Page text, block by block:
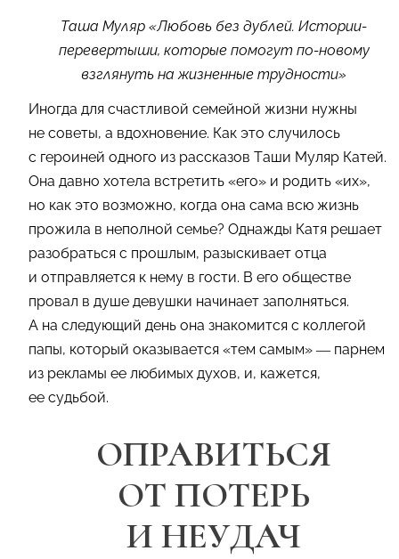
Таша Муляр «Любовь без дублей. Истории-
перевертыши, которые помогут по-новому
взглянуть на жизненные трудности»
Иногда для счастливой семейной жизни нужны
не советы, а вдохновение. Как это случилось
с героиней одного из рассказов Таши Муляр Катей.
Она давно хотела встретить «его» и родить «их»,
но как это возможно, когда она сама всю жизнь
прожила в неполной семье? Однажды Катя решает
разобраться с прошлым, разыскивает отца
и отправляется к нему в гости. В его обществе
провал в душе девушки начинает заполняться.
А на следующий день она знакомится с коллегой
папы, который оказывается «тем самым» — парнем
из рекламы ее любимых духов, и, кажется,
ее судьбой.
ОПРАВИТЬСЯ
ОТ ПОТЕРЬ
И НЕУДАЧ